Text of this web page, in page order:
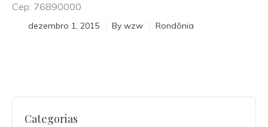
Cep: 76890000
dezembro 1, 2015 By wzw Rondônia
Categorias